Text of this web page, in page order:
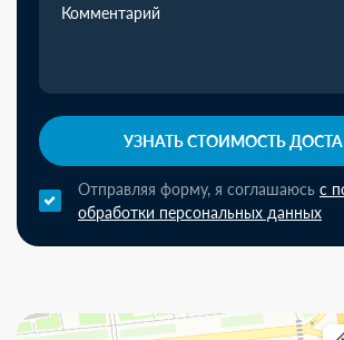
УЗНАТЬ СТОИМОСТЬ
Отправляя форму, я соглашаюсь с
обработки персональных данных